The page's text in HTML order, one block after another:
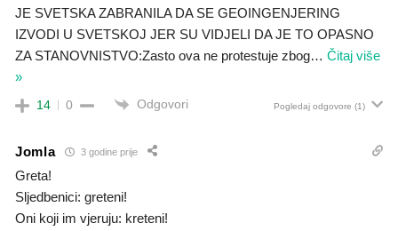
JE SVETSKA ZABRANILA DA SE GEOINGENJERING
IZVODI U SVETSKOJ JER SU VIDJELI DA JE TO OPASNO
ZA STANOVNISTVO:Zasto ova ne protestuje zbog… Čitaj više
»
14 0 Odgovori Pogledaj odgovore (1)
Jomla 3 godine prije
Greta!
Sljedbenici: greteni!
Oni koji im vjeruju: kreteni!